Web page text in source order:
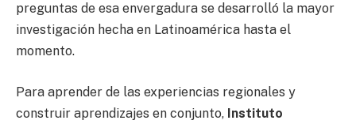
preguntas de esa envergadura se desarrolló la mayor
investigación hecha en Latinoamérica hasta el
momento.
Para aprender de las experiencias regionales y
construir aprendizajes en conjunto, Instituto